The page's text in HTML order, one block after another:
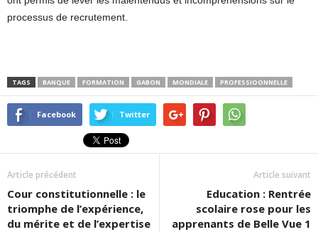
processus de recrutement.
TAGS BANQUE FORMATION GABON MONDIALE PROFESSIOONNELLE
Facebook Twitter
Article précédent
Cour constitutionnelle : le
triomphe de l’expérience,
du mérite et de l’expertise
Article suivant
Education : Rentrée
scolaire rose pour les
apprenants de Belle Vue 1